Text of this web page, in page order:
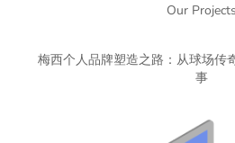
Our Projects
梅西个人品牌塑造之路：从球场传
事